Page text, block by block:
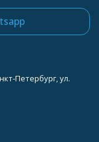
Петербург, ул.